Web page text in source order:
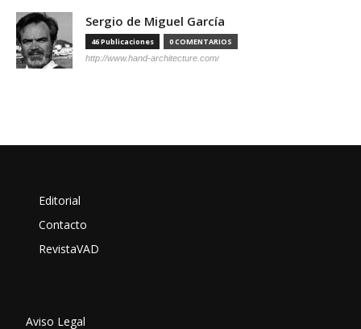
Sergio de Miguel García
46 Publicaciones 0 COMENTARIOS
http://www.hand-architecture.com/
Editorial
Contacto
RevistaVAD
Aviso Legal